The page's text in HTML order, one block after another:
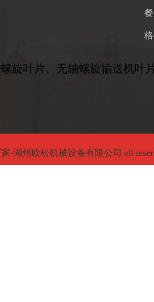
旋叶片、无轴螺旋输送机
-湖州欧松机械设备有限公司 all